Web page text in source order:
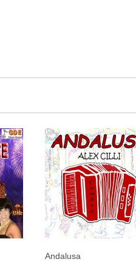
Andalusa